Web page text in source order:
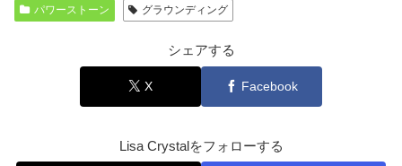
パワーストーン グラウンディング
シェアする
X Facebook
Lisa Crystalをフォローする